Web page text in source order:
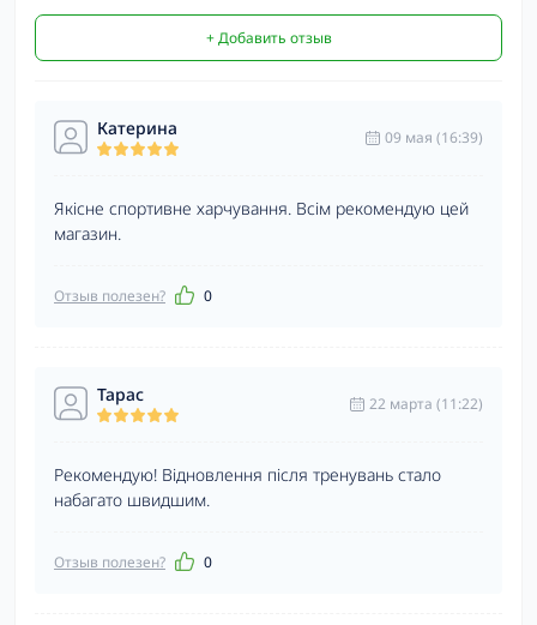
+ Добавить отзыв
Катерина 09 мая (16:39)
Якісне спортивне харчування. Всім рекомендую цей
магазин.
Отзыв полезен? 0
Тарас 22 марта (11:22)
Рекомендую! Відновлення після тренувань стало
набагато швидшим.
Отзыв полезен? 0